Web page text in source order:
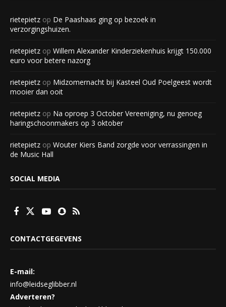
rietepietz op De Paashaas ging op bezoek in
verzorgingshuizen.
rietepietz op Willem Alexander Kinderziekenhuis krijgt 150.000
euro voor betere nazorg
rietepietz op Midzomernacht bij Kasteel Oud Poelgeest wordt
mooier dan ooit
rietepietz op Na oproep 3 October Vereeniging, nu genoeg
haringschoonmakers op 3 oktober
rietepietz op Wouter Kiers Band zorgde voor verrassingen in
de Music Hall
SOCIAL MEDIA
CONTACTGEGEVENS
E-mail:
info@leidseglibber.nl
Adverteren?